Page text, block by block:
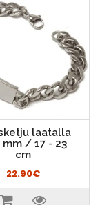
laatalla
/ 17 - 23
cm
22.90€